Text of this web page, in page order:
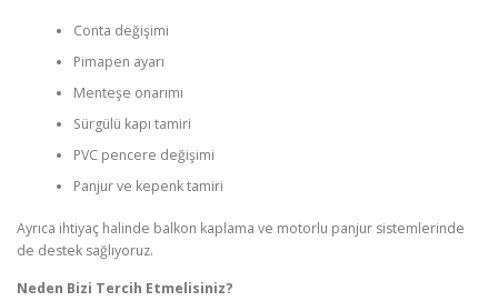
Conta değişimi
Pimapen ayarı
Menteşe onarımı
Sürgülü kapı tamiri
PVC pencere değişimi
Panjur ve kepenk tamiri
Ayrıca ihtiyaç halinde balkon kaplama ve motorlu panjur sistemlerinde
de destek sağlıyoruz.
Neden Bizi Tercih Etmelisiniz?